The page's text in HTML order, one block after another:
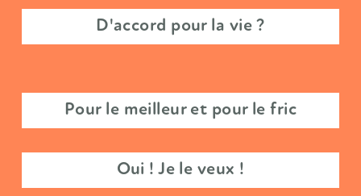
Acceptes-tu ce défi ?
Will you marry me ?
Shut up and marry me